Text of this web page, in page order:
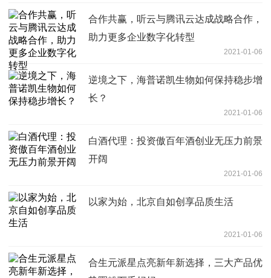
合作共赢，听云与腾讯云达成战略合作，
助力更多企业数字化转型
2021-01-06
逆境之下，海普诺凯生物如何保持稳步增
长？
2021-01-06
白酒代理：投资傲百年酒创业无压力前景
开阔
2021-01-06
以家为始，北京自如创享品质生活
2021-01-06
合生元派星点亮新年新选择，三大产品优